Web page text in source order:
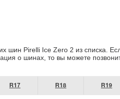
шин Pirelli Ice Zero 2 из списка.
о шинах , то вы можете
R17 R18 R19